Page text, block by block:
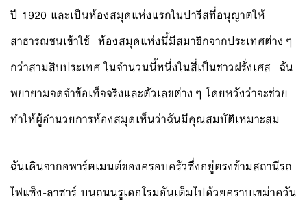
ปี 1920 และเป็นห้องสมุดแห่งแรกในปารีสที่อนุญาตให้
สาธารณชนเข้าใช้ ห้องสมุดแห่งนี้มีสมาชิกจากประเทศต่างๆ
กว่าสามสิบประเทศ ในจำนวนนี้หนึ่งในสี่เป็นชาวฝรั่งเศส ฉัน
พยายามจดจำข้อเท็จจริงและตัวเลขต่างๆ โดยหวังว่าจะช่วย
ทำให้ผู้อำนวยการห้องสมุดเห็นว่าฉันมีคุณสมบัติเหมาะสม
ฉันเดินจากอพาร์ตเมนต์ของครอบครัวซึ่งอยู่ตรงข้ามสถานีรถ
ไฟแซ็ง-ลาซาร์ บนถนนรูเดอโรมอันเต็มไปด้วยคราบเขม่าควัน